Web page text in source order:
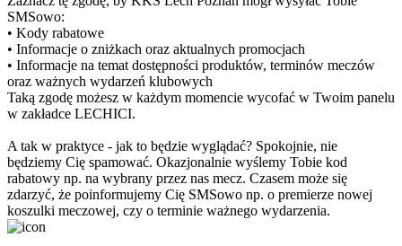
SMSowo:
• Kody rabatowe
• Informacje o zniżkach oraz aktualnych promocjach
• Informacje na temat dostępności produktów, terminów meczów
oraz ważnych wydarzeń klubowych
Taką zgodę możesz w każdym momencie wycofać w Twoim panelu
w zakładce LECHICI.
A tak w praktyce - jak to będzie wyglądać? Spokojnie, nie
będziemy Cię spamować. Okazjonalnie wyślemy Tobie kod
rabatowy np. na wybrany przez nas mecz. Czasem może się
zdarzyć, że poinformujemy Cię SMSowo np. o premierze nowej
koszulki meczowej, czy o terminie ważnego wydarzenia.